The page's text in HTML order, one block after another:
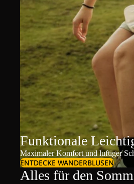
Funktionale
Maximaler Komfort und luftiger
ENTDECKE WANDERBLUSEN
Alles für den